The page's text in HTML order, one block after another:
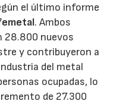
el último informe
. Ambos
28.800 nuevos
y contribuyeron a
del metal
ocupadas, lo
de 27.300